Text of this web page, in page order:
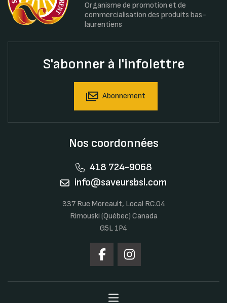
Organisme de promotion et de
commercialisation des produits bas-
laurentiens
S'abonner à l'infolettre
Abonnement
Nos coordonnées
418 724-9068
info@saveursbsl.com
337 Rue Moreault, Local RC.04
Rimouski (Québec) Canada
G5L 1P4